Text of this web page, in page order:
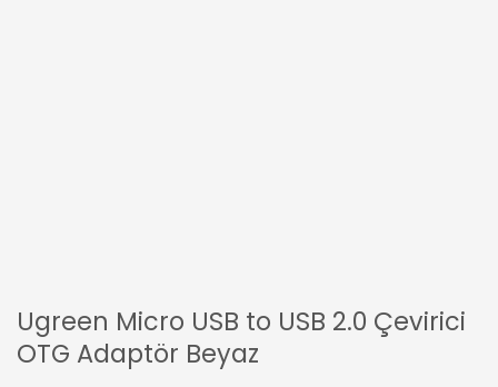
Ugreen Micro USB to USB 2.0 Çevirici
OTG Adaptör Beyaz